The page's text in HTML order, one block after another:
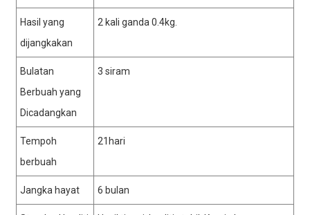
Hasil yang
dijangkakan
2 kali ganda 0.4kg.
Bulatan
Berbuah yang
Dicadangkan
3 siram
Tempoh
berbuah
21hari
Jangka hayat 6 bulan